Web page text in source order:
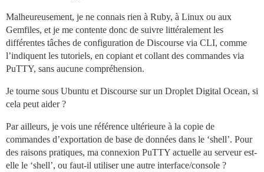
Malheureusement, je ne connais rien à Ruby, à Linux ou aux
Gemfiles, et je me contente donc de suivre littéralement les
différentes tâches de configuration de Discourse via CLI, comme
l’indiquent les tutoriels, en copiant et collant des commandes via
PuTTY, sans aucune compréhension.
Je tourne sous Ubuntu et Discourse sur un Droplet Digital Ocean, si
cela peut aider ?
Par ailleurs, je vois une référence ultérieure à la copie de
commandes d’exportation de base de données dans le ‘shell’. Pour
des raisons pratiques, ma connexion PuTTY actuelle au serveur est-
elle le ‘shell’, ou faut-il utiliser une autre interface/console ?